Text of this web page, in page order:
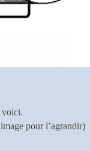
pour l’agrandir)